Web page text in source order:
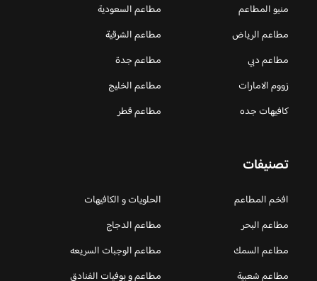
منيو المطاعم
مطاعم السعودية
مطاعم الرياض
مطاعم الشرقية
مطاعم دبي
مطاعم جدة
زووم الامارات
مطاعم الخليج
كافيهات جده
مطاعم قطر
تصنيفات
افخم المطاعم
الحلويات و الكافيهات ‎
مطاعم البحر
مطاعم الدجاج
مطاعم السمك
مطاعم الوجبات السريعه
مطاعم شعبية
مطاعم و بوفيات الفنادق